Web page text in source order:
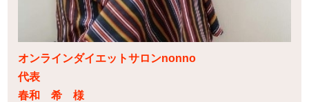
オンラインダイエットサロンnonno
代表
春和 希 様